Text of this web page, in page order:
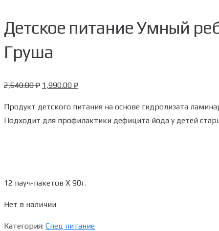
Детское питание Умный
Груша
2,640.00₽ 1,990.00 ₽
Продукт детского питания на основе гидролизата
Подходит для профилактики дефицита йода у детей
12 пауч-пакетов Х 90г.
Нет в наличии
Категория: Спец питание